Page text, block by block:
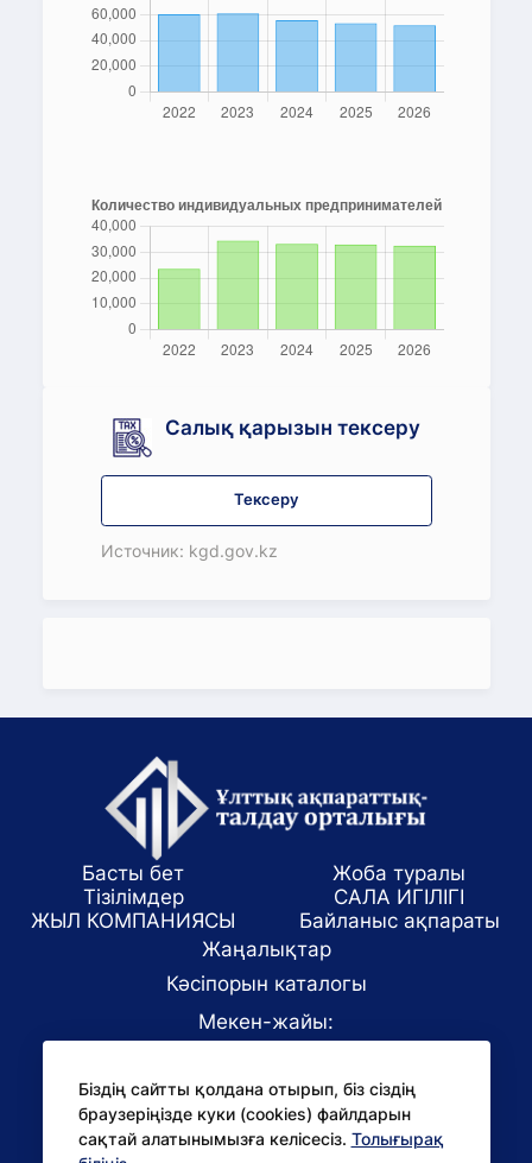
Салық қарызын тексеру
Тексеру
Источник: kgd.gov.kz
Біздің сайтты қолдана отырып, біз сіздің
браузеріңізде куки (cookies) файлдарын
сақтай алатынымызға келісесіз. Толығырақ
Басты бет
Жоба туралы
Тізілімдер
САЛА ИГІЛІГІ
ЖЫЛ КОМПАНИЯСЫ
Байланыс ақпараты
Жаңалықтар
Кәсіпорын каталогы
Мекен-жайы:
E-mail:
office@niac.kz